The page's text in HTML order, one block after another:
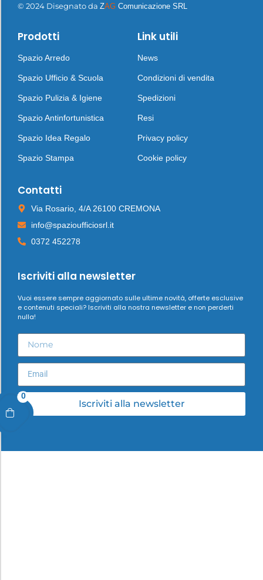
0
© 2024 Disegnato da ZAG Comunicazione SRL
Prodotti
Spazio Arredo
Spazio Ufficio & Scuola
Spazio Pulizia & Igiene
Spazio Antinfortunistica
Spazio Idea Regalo
Spazio Stampa
Link utili
News
Condizioni di vendita
Spedizioni
Resi
Privacy policy
Cookie policy
Contatti
Via Rosario, 4/A 26100 CREMONA
info@spazioufficiosrl.it
0372 452278
Iscriviti alla newsletter
Vuoi essere sempre aggiornato sulle ultime novità, offerte esclusive
e contenuti speciali? Iscriviti alla nostra newsletter e non perderti
nulla!
Iscriviti alla newsletter